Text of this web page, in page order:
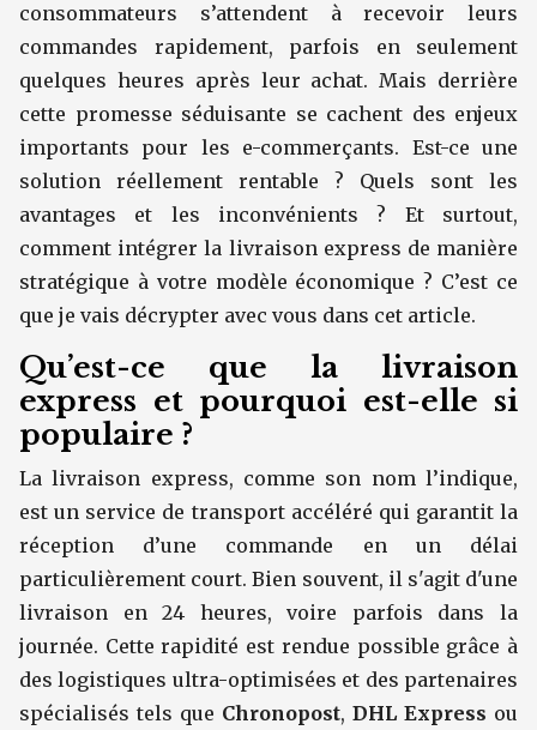
consommateurs s’attendent à recevoir leurs
commandes rapidement, parfois en seulement
quelques heures après leur achat. Mais derrière
cette promesse séduisante se cachent des enjeux
importants pour les e-commerçants. Est-ce une
solution réellement rentable ? Quels sont les
avantages et les inconvénients ? Et surtout,
comment intégrer la livraison express de manière
stratégique à votre modèle économique ? C’est ce
que je vais décrypter avec vous dans cet article.
Qu’est-ce que la livraison
express et pourquoi est-elle si
populaire ?
La livraison express, comme son nom l’indique,
est un service de transport accéléré qui garantit la
réception d’une commande en un délai
particulièrement court. Bien souvent, il s'agit d'une
livraison en 24 heures, voire parfois dans la
journée. Cette rapidité est rendue possible grâce à
des logistiques ultra-optimisées et des partenaires
spécialisés tels que Chronopost, DHL Express ou